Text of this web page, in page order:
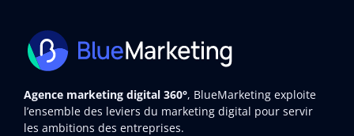
Agence marketing digital 360°, BlueMarketing exploite
l’ensemble des leviers du marketing digital pour servir
les ambitions des entreprises.